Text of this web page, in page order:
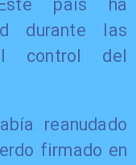
país ha
durante las
control del
reanudado
firmado en